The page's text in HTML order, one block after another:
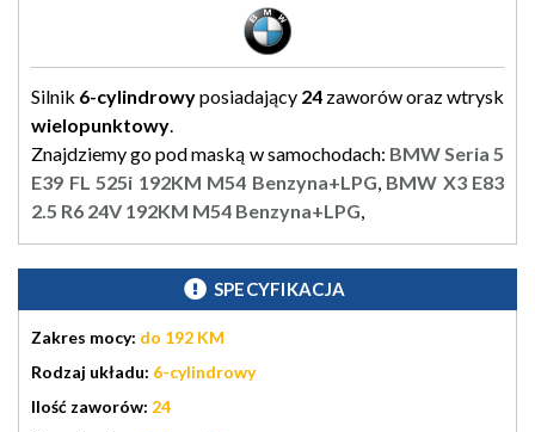
Silnik 6-cylindrowyposiadający 24 zaworów oraz wtrysk
wielopunktowy.
Znajdziemy go pod maską w samochodach: BMW Seria 5
E39 FL 525i 192KM M54 Benzyna+LPG, BMW X3 E83
2.5 R6 24V 192KM M54 Benzyna+LPG,
SPECYFIKACJA
Zakres mocy: do 192 KM
Rodzaj układu: 6-cylindrowy
Ilość zaworów: 24